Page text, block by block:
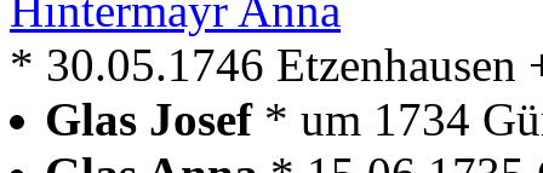
* 30.05.1746 Etzenhausen
Glas Josef * um 1734